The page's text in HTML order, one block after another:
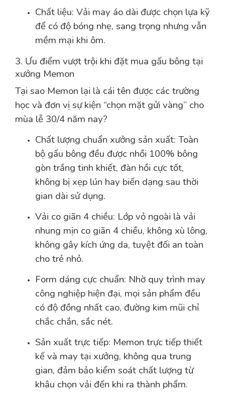
Chất liệu: Vải may áo dài được chọn lựa kỹ
để có độ bóng nhẹ, sang trọng nhưng vẫn
mềm mại khi ôm.
3. Ưu điểm vượt trội khi đặt mua gấu bông tại
xưởng Memon
Tại sao Memon lại là cái tên được các trường
học và đơn vị sự kiện “chọn mặt gửi vàng” cho
mùa lễ 30/4 năm nay?
Chất lượng chuẩn xưởng sản xuất: Toàn
bộ gấu bông đều được nhồi 100% bông
gòn trắng tinh khiết, đàn hồi cực tốt,
không bị xẹp lún hay biến dạng sau thời
gian dài sử dụng.
Vải co giãn 4 chiều: Lớp vỏ ngoài là vải
nhung mịn co giãn 4 chiều, không xù lông,
không gây kích ứng da, tuyệt đối an toàn
cho trẻ nhỏ.
Form dáng cực chuẩn: Nhờ quy trình may
công nghiệp hiện đại, mọi sản phẩm đều
có độ đồng nhất cao, đường kim mũi chỉ
chắc chắn, sắc nét.
Sản xuất trực tiếp: Memon trực tiếp thiết
kế và may tại xưởng, không qua trung
gian, đảm bảo kiểm soát chất lượng từ
khâu chọn vải đến khi ra thành phẩm.